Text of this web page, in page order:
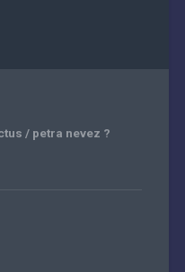
/ petra nevez ?